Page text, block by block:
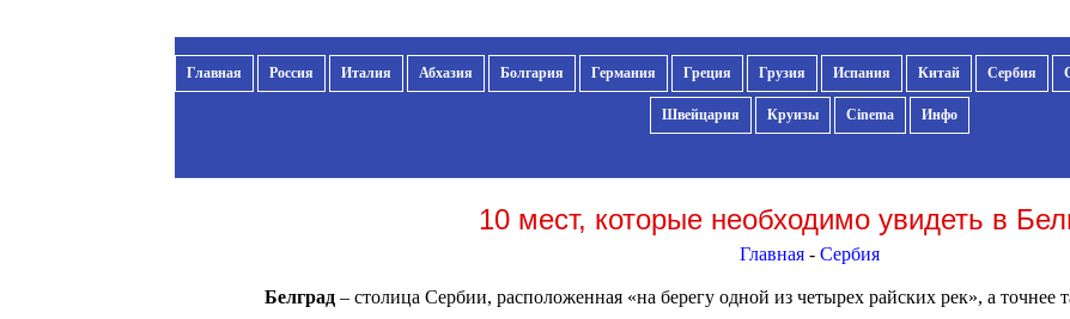
Главная Россия Италия Абхазия Болгария Германия Греция Грузия Испания Китай Сербия
Швейцария Круизы Cinema Инфо
10 мест, которые необходимо увидеть в
Главная- Сербия
Белград – столица Сербии, расположенная «на берегу одной из четырех райских рек», а точнее